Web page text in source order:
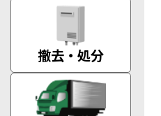
撤去・処分